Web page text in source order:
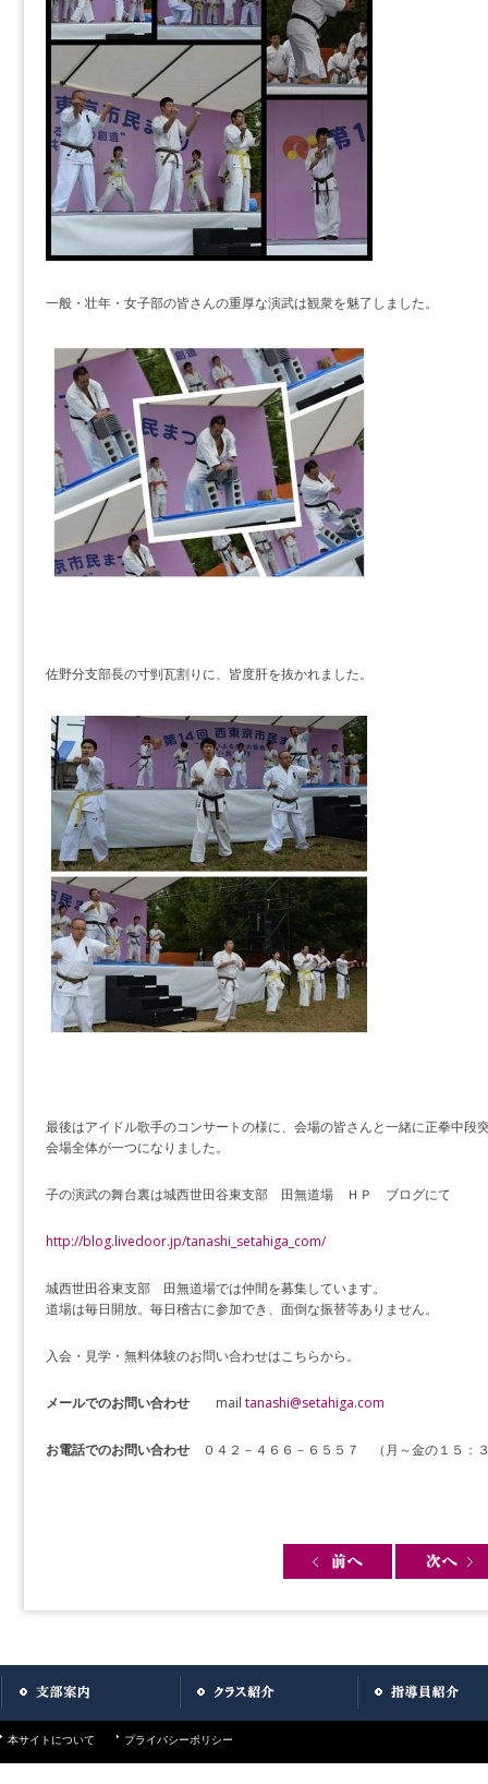
一般・壮年・女子部の皆さんの重厚な演武は観衆を魅了しました。
佐野分支部長の寸剄瓦割りに、皆度肝を抜かれました。
最後はアイドル歌手のコンサートの様に、会場の皆さんと一緒に正拳中段
会場全体が一つになりました。
子の演武の舞台裏は城西世田谷東支部 田無道場 ＨＰ ブログにて
http://blog.livedoor.jp/tanashi_setahiga_com/
城西世田谷東支部 田無道場では仲間を募集しています。
道場は毎日開放。毎日稽古に参加でき、面倒な振替等ありません。
入会・見学・無料体験のお問い合わせはこちらから。
メールでのお問い合わせmail tanashi@setahiga.com
お電話でのお問い合わせ０４２－４６６－６５５７ （月～金の１５：
本サイトについて プライバシーポリシー